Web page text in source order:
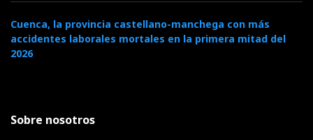
Cuenca, la provincia castellano-manchega con más
accidentes laborales mortales en la primera mitad del
2026
Sobre nosotros